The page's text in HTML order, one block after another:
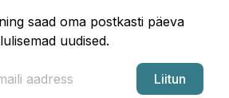
saad oma postkasti päeva
uudised.
Liitun